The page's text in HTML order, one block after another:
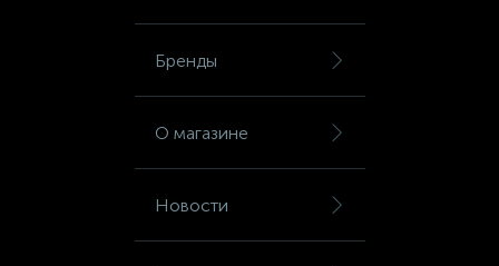
Бренды
О магазине
Новости
Шкафы
Шкафы для бумаг
Шкафы для одежды
Шкафы для сумок